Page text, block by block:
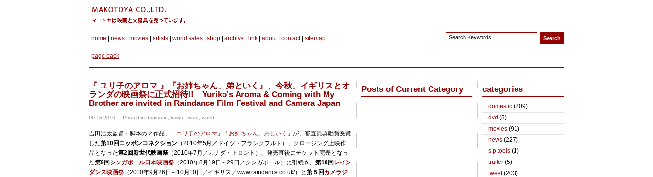
home news movies artists world sales shop archive link about| contact| sitemap
page back
『 ユリ子のアロマ 』『お姉ちゃん、弟といく』、今秋、イギリスとオ
ランダの映画祭に正式招待!! Yuriko's Aroma & Coming with My
Brother are invited in Raindance Film Festival and Camera Japan
09.15.2010 · Posted in domestic news tweet world
吉田浩太監督・脚本の２作品、「 ユリ子のアロマ 」「 お姉ちゃん、弟といく 」が、審査員奨励賞受賞
した第10回ニッポンコネクション （2010年5月／ドイツ・フランクフルト）、クロージング上映作
品となった第2回新世代映画祭 （2010年7月／カナダ・トロント）、発売直後にチケット完売となっ
た第9回 シンガポール日本映画祭 （2010年8月19日～29日／シンガポール）に引続き、 第18回 レイン
ダンス映画祭 （2010年9月26日～10月10日／イギリス／www.raindance.co.uk/）と第５回 カメラジ
Posts of Current Category categories
domestic (209)
dvd (5)
movies (91)
news (227)
s.p.tools (1)
trailer (5)
tweet(203)